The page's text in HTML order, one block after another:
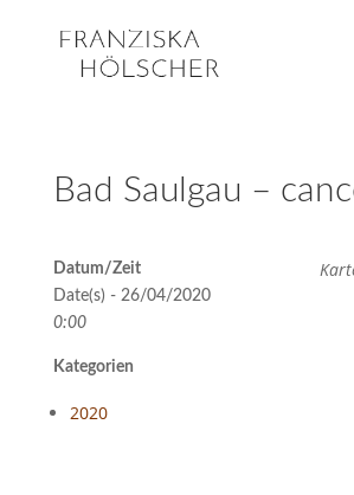
Bad Saulgau –
Datum/Zeit
Date(s) - 26/04/2020
0:00
Kategorien
2020